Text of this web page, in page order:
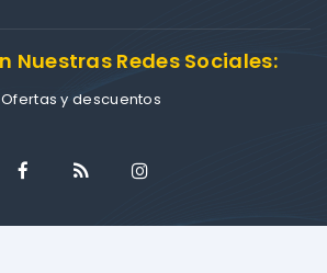
Nuestras Redes Sociales:
Ofertas y descuentos